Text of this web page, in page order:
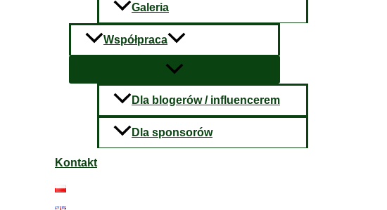
Galeria
Współpraca
Dla blogerów / influencerem
Dla sponsorów
Kontakt